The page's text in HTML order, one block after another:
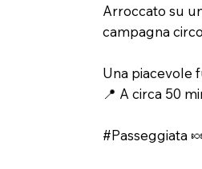
Arroccato su
campagna
Una piacevole
📍 A circa 50
#Passeggiata